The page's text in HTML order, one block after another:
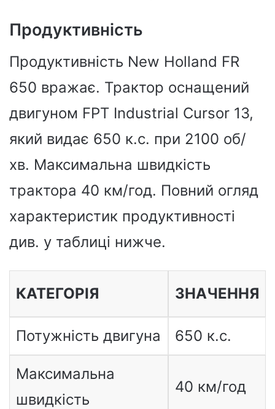
Продуктивність
Продуктивність New Holland FR
650 вражає. Трактор оснащений
двигуном FPT Industrial Cursor 13,
який видає 650 к.с. при 2100 об/
хв. Максимальна швидкість
трактора 40 км/год. Повний огляд
характеристик продуктивності
див. у таблиці нижче.
КАТЕГОРІЯ ЗНАЧЕННЯ
Потужність двигуна 650 к.с.
Максимальна
швидкість
40 км/год